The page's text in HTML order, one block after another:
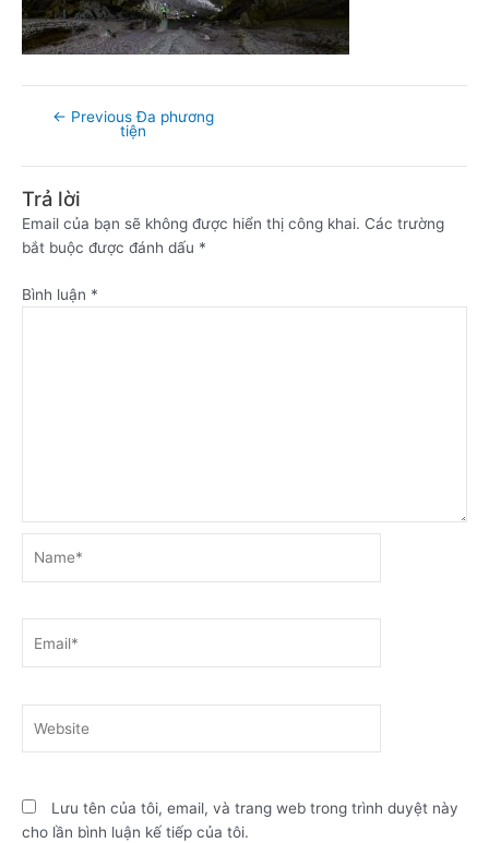
← Previous Đa phương
tiện
Trả lời
Email của bạn sẽ không được hiển thị công khai. Các trường
bắt buộc được đánh dấu *
Bình luận *
Lưu tên của tôi, email, và trang web trong trình duyệt này
cho lần bình luận kế tiếp của tôi.